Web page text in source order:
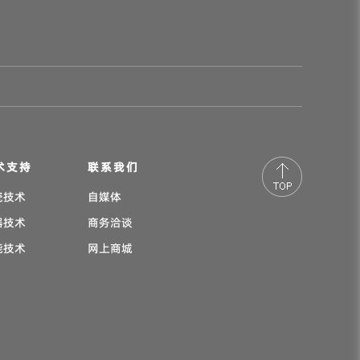
支持
术
术
术
联系我们
自媒体
商务洽谈
网上商城